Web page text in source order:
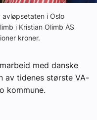
avløpsetaten i Oslo
i Kristian Olimb AS
kroner.
med danske
av tidenes største VA-
kommune.